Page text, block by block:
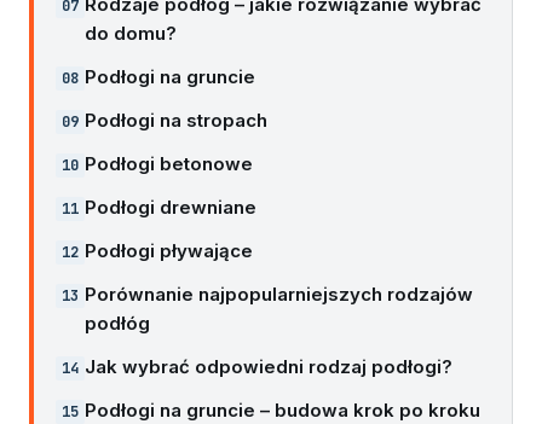
do domu?
Podłogi na gruncie
Podłogi na stropach
Podłogi betonowe
Podłogi drewniane
Podłogi pływające
Porównanie najpopularniejszych rodzajów
podłóg
Jak wybrać odpowiedni rodzaj podłogi?
Podłogi na gruncie – budowa krok po kroku